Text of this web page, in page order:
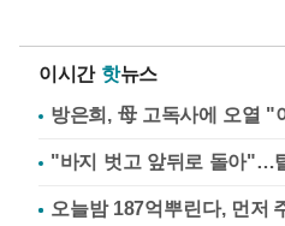
이시간 핫뉴스
방은희, 母 고독사에 오열 "
"바지 벗고 앞뒤로 돌아"…